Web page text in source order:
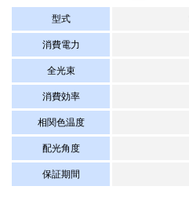
型式
消費電力
全光束
消費効率
相関色温度
配光角度
保証期間